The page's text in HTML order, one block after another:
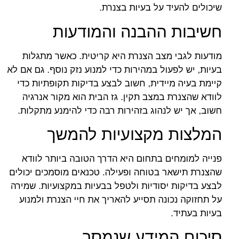
שיכולים להעיד על בעיות בצנרת.
חשיבות ההבנה והמודעות
מודעות לגבי מצב הצנרת היא קריטית. כאשר מתגלות
בעיות, יש לפעול במהירות כדי למנוע נזק נוסף. גם אם לא
קיימת בעיה מיידית, חשוב לבצע בדיקות תקופתיות כדי
לוודא שהצנרת במצב תקין. גז הבית הוא מקור אנרגיה
חשוב, אך יש לנהוג בזהירות רבה כדי להימנע מתקלות.
המלצות מקצועיות להמשך
פנייה למומחים בתחום היא הדרך הטובה ביותר לוודא
שהצנרת תישאר בטוחה ופעילה. טכנאים מוסמכים יכולים
לבצע בדיקות יסודיות ולטפל בבעיות במקצועיות. שמירה
על תחזוקה נכונה תסייע להאריך את חיי הצנרת ולמנוע
בעיות בעתיד.